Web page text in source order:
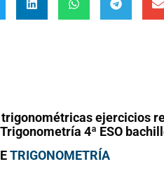
ejercicios
4ª ESO
TRIGONOMETRÍA